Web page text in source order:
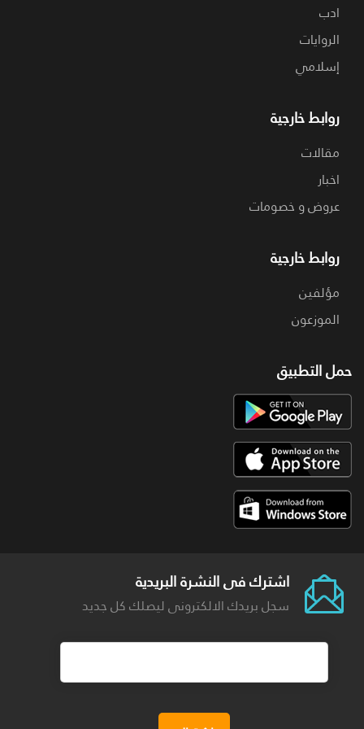
ادب
الروايات
إسلامي
روابط خارجية
مقالات
اخبار
عروض و خصومات
روابط خارجية
مؤلفين
الموزعون
حمل التطبيق
اشترك فى النشرة البريدية
سجل بريدك الالكترونى ليصلك كل جديد